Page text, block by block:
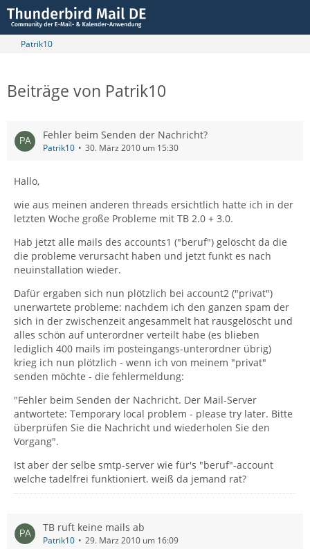
Patrik10
Beiträge von Patrik10
Fehler beim Senden der Nachricht?
Patrik10 30. März 2010 um 15:30
Hallo,
wie aus meinen anderen threads ersichtlich hatte ich in der
letzten Woche große Probleme mit TB 2.0 + 3.0.
Hab jetzt alle mails des accounts1 ("beruf") gelöscht da die
die probleme verursacht haben und jetzt funkt es nach
neuinstallation wieder.
Dafür ergaben sich nun plötzlich bei account2 ("privat")
unerwartete probleme: nachdem ich den ganzen spam der
sich in der zwischenzeit angesammelt hat rausgelöscht und
alles schön auf unterordner verteilt habe (es blieben
lediglich 400 mails im posteingangs-unterordner übrig)
krieg ich nun plötzlich - wenn ich von meinem "privat"
senden möchte - die fehlermeldung:
"Fehler beim Senden der Nachricht. Der Mail-Server
antwortete: Temporary local problem - please try later. Bitte
überprüfen Sie die Nachricht und wiederholen Sie den
Vorgang".
Ist aber der selbe smtp-server wie für's "beruf"-account
welche tadelfrei funktioniert. weiß da jemand rat?
TB ruft keine mails ab
Patrik10 29. März 2010 um 16:09